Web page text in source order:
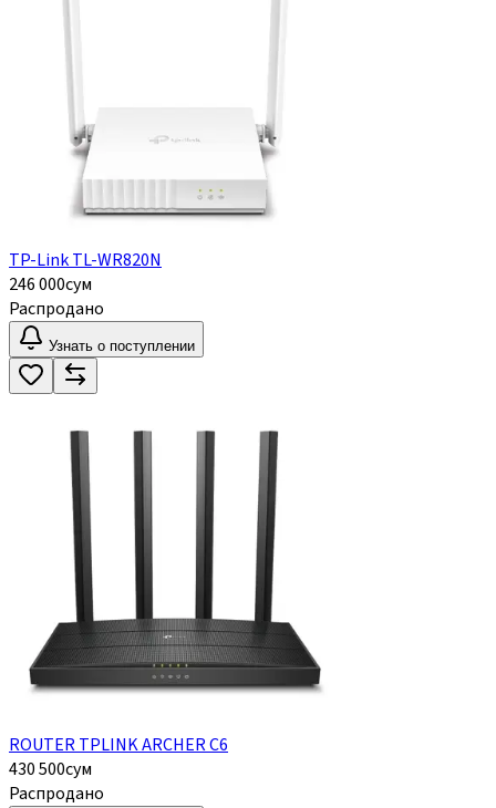
TP-Link TL-WR820N
246 000сум
Распродано
Узнать о поступлении
ROUTER TPLINK ARCHER C6
430 500сум
Распродано